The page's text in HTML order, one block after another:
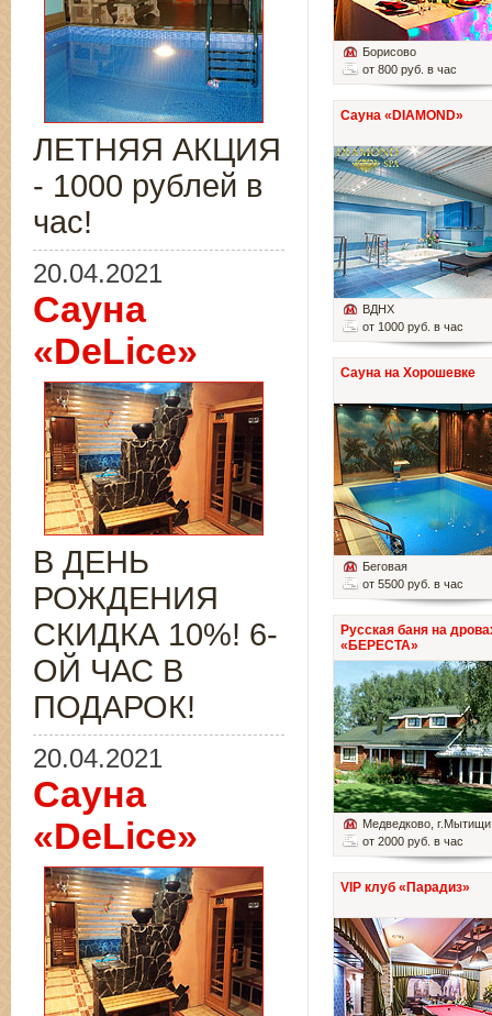
Борисово
от 800 руб. в час
Сауна «DIAMOND»
ВДНХ
от 1000 руб. в час
Сауна на Хорошевке
Беговая
от 5500 руб. в час
Русская баня на
«БЕРЕСТА»
Медведково , г.Мытищи
от 2000 руб. в час
VIP клуб «Парадиз»
ЛЕТНЯЯ АКЦИЯ
- 1000 рублей в
час!
20.04.2021
Сауна
«DeLice»
В ДЕНЬ
РОЖДЕНИЯ
СКИДКА 10%! 6-
ОЙ ЧАС В
ПОДАРОК!
20.04.2021
Сауна
«DeLice»